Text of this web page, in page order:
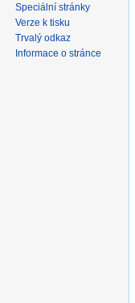
Speciální stránky
Verze k tisku
Trvalý odkaz
Informace o stránce